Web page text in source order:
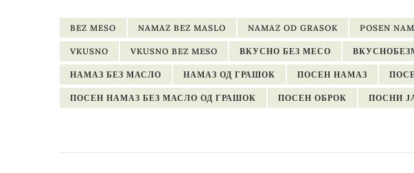
BEZ MESO NAMAZ BEZ MASLO NAMAZ OD GRASOK POSEN
VKUSNO VKUSNO BEZ MESO ВКУСНО БЕЗ МЕСО
НАМАЗ БЕЗ МАСЛО НАМАЗ ОД ГРАШОК ПОСЕН НАМАЗ
ПОСЕН НАМАЗ БЕЗ МАСЛО ОД ГРАШОК ПОСЕН ОБРОК ПОСНИ